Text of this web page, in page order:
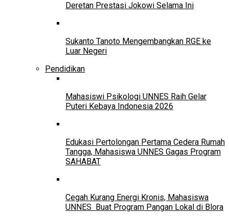
Deretan Prestasi Jokowi Selama Ini
Sukanto Tanoto Mengembangkan RGE ke
Luar Negeri
Pendidikan
Mahasiswi Psikologi UNNES Raih Gelar
Puteri Kebaya Indonesia 2026
Edukasi Pertolongan Pertama Cedera Rumah
Tangga, Mahasiswa UNNES Gagas Program
SAHABAT
Cegah Kurang Energi Kronis, Mahasiswa
UNNES Buat Program Pangan Lokal di Blora